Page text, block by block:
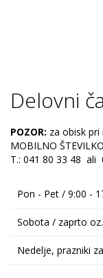
Delovni
POZOR: za obisk pri
MOBILNO ŠTEVILKO
T.: 041 80 33 48 ali
Pon - Pet / 9:00 -
Sobota / zaprto
Nedelje, prazniki